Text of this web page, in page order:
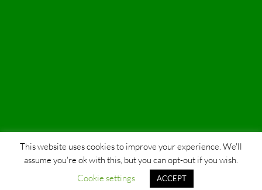
This website uses cookies to improve your experience. We'll
assume you're ok with this, but you can opt-out if you wish.
Cookie settings
ACCEPT